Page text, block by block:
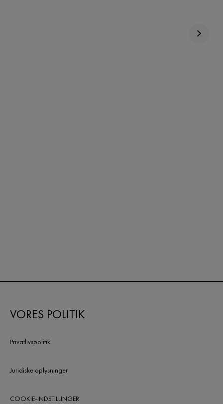
VORES POLITIK
Privatlivspolitik
Juridiske oplysninger
COOKIE-INDSTILLINGER